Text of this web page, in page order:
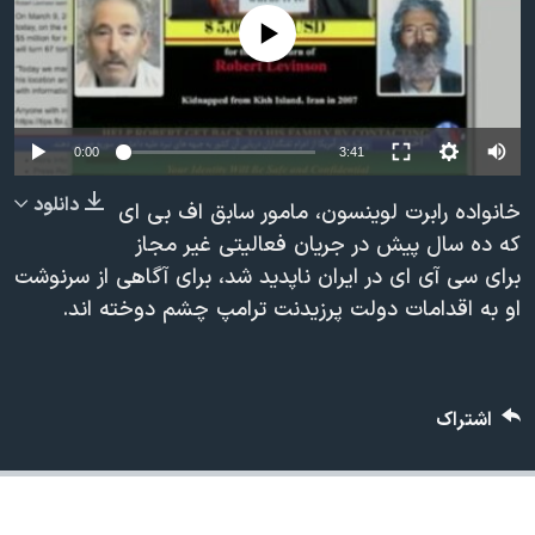
فرهنگ و زندگی
حقوق شهروندی
علم و فناوری
گالری عکس
آرشیو پخش زنده
مستندها
انتخابات ریاست جمهوری آمریکا ۲۰۲۴
حمله جمهوری اسلامی به اسرائیل
رمز مهسا
اعتراضات زن، زندگی، آزادی
مجموعه مستندهای دادخواهی
تریبونال مردمی آبان ۹۸
چهل سال گروگان‌گیری
دنبال کنید
زبانهای مختلف
No media source currently available
0:00 3:41
دانلود
خانواده رابرت لوینسون، مامور سابق اف بی ای
که ده سال پیش در جریان فعالیتی غیر مجاز
برای سی آی ای در ایران ناپدید شد، برای آگاهی از سرنوشت
او به اقدامات دولت پرزیدنت ترامپ چشم دوخته اند.
اشتراک